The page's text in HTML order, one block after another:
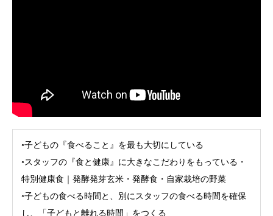
◦子どもの『食べること』を最も大切にしている
◦スタッフの『食と健康』に大きなこだわりをもっている・
特別健康食｜発酵発芽玄米・発酵食・自家栽培の野菜
◦子どもの食べる時間と、別にスタッフの食べる時間を確保
し、「子どもと離れる時間」をつくる